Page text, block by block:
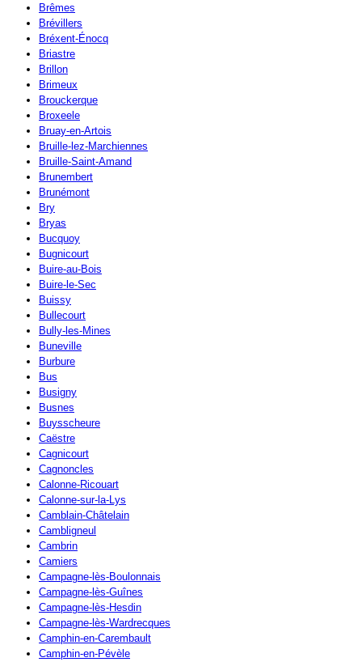
Brêmes
Brévillers
Bréxent-Énocq
Briastre
Brillon
Brimeux
Brouckerque
Broxeele
Bruay-en-Artois
Bruille-lez-Marchiennes
Bruille-Saint-Amand
Brunembert
Brunémont
Bry
Bryas
Bucquoy
Bugnicourt
Buire-au-Bois
Buire-le-Sec
Buissy
Bullecourt
Bully-les-Mines
Buneville
Burbure
Bus
Busigny
Busnes
Buysscheure
Caëstre
Cagnicourt
Cagnoncles
Calonne-Ricouart
Calonne-sur-la-Lys
Camblain-Châtelain
Cambligneul
Cambrin
Camiers
Campagne-lès-Boulonnais
Campagne-lès-Guînes
Campagne-lès-Hesdin
Campagne-lès-Wardrecques
Camphin-en-Carembault
Camphin-en-Pévèle